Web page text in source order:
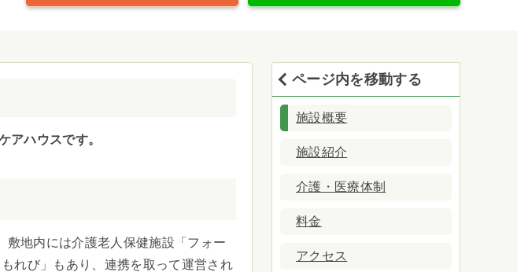
アハウスです。
地内には介護老人保健施設「フォー
れび」もあり、連携を取って運営され
ページ内を移動する
施設概要
施設紹介
介護・医療体制
料金
アクセス